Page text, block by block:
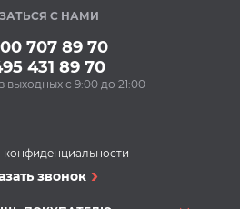
кабина TIMO
0702 R
Под заказ
С НАМИ
707 89 70
431 89 70
выходных с 9:00 до 21:00
конфиденциальности
звонок